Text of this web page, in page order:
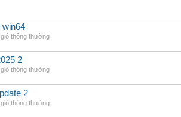
win64
thông thường
2
thông thường
2
thông thường